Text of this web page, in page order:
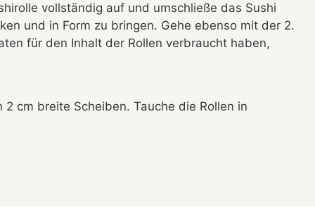
vollständig auf und umschließe das Sushi
und in Form zu bringen. Gehe ebenso mit der 2.
für den Inhalt der Rollen verbraucht haben,
cm breite Scheiben. Tauche die Rollen in